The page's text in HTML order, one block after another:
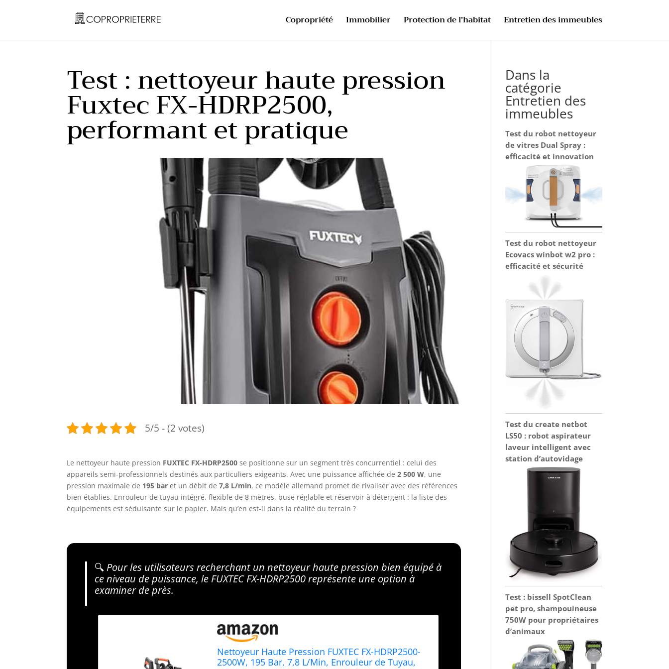
Copropriété Immobilier Protection de l’habitat Entretien des immeubles
Test : nettoyeur haute pression
Fuxtec FX-HDRP2500,
performant et pratique
5/5 - (2 votes)
Le nettoyeur haute pression FUXTEC FX-HDRP2500 se positionne sur un segment très concurrentiel : celui des
appareils semi-professionnels destinés aux particuliers exigeants. Avec une puissance affichée de2 500 W, une
pression maximale de 195 bar et un débit de7,8 L/min, ce modèle allemand promet de rivaliser avec des références
bien établies. Enrouleur de tuyau intégré, flexible de 8 mètres, buse réglable et réservoir à détergent : la liste des
équipements est séduisante sur le papier. Mais qu’en est-il dans la réalité du terrain ?
🔍 Pour les utilisateurs recherchant un nettoyeur haute pression bien équipé à
ce niveau de puissance, le FUXTEC FX-HDRP2500 représente une option à
examiner de près.
Nettoyeur Haute Pression FUXTEC FX-HDRP2500-
2500W, 195 Bar, 7,8 L/Min, Enrouleur de Tuyau,
Dans la
catégorie
Entretien des
immeubles
Test du robot nettoyeur
de vitres Dual Spray :
efficacité et innovation
Test du robot nettoyeur
Ecovacs winbot w2 pro :
efficacité et sécurité
Test du create netbot
LS50 : robot aspirateur
laveur intelligent avec
station d’autovidage
Test : bissell SpotClean
pet pro, shampouineuse
750W pour propriétaires
d’animaux